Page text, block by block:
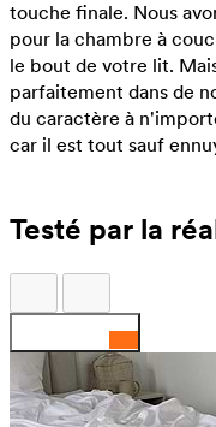
touche finale. Nous
pour la chambre à
le bout de votre lit.
parfaitement dans de
du caractère à
car il est tout sauf
Testé par la